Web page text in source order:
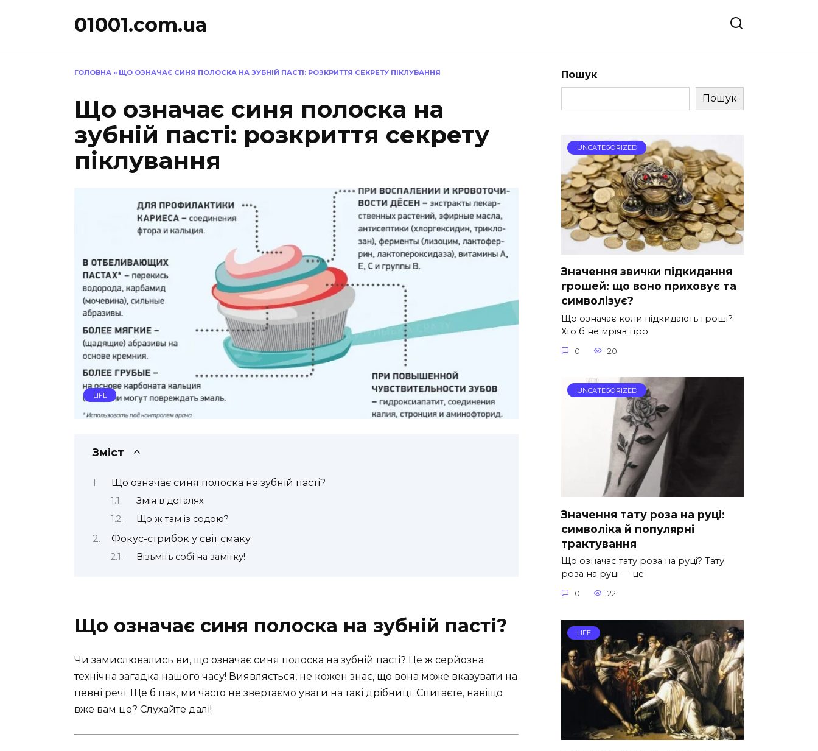
01001.com.ua
ГОЛОВНА » ЩО ОЗНАЧАЄ СИНЯ ПОЛОСКА НА ЗУБНІЙ ПАСТІ: РОЗКРИТТЯ СЕКРЕТУ ПІКЛУВАННЯ
Що означає синя полоска на
зубній пасті: розкриття секрету
піклування
LIFE
Зміст
Що означає синя полоска на зубній пасті?
Змія в деталях
Що ж там із содою?
Фокус-стрибок у світ смаку
Візьміть собі на замітку!
Що означає синя полоска на зубній пасті?
Чи замислювались ви, що означає синя полоска на зубній пасті? Це ж серйозна
технічна загадка нашого часу! Виявляється, не кожен знає, що вона може вказувати на
певні речі. Ще б пак, ми часто не звертаємо уваги на такі дрібниці. Спитаєте, навіщо
вже вам це? Слухайте далі!
Пошук
Пошук
UNCATEGORIZED
Значення звички підкидання
грошей: що воно приховує та
символізує?
Що означає коли підкидають гроші?
Хто б не мріяв про
0 20
UNCATEGORIZED
Значення тату роза на руці:
символіка й популярні
трактування
Що означає тату роза на руці? Тату
роза на руці — це
0 22
LIFE